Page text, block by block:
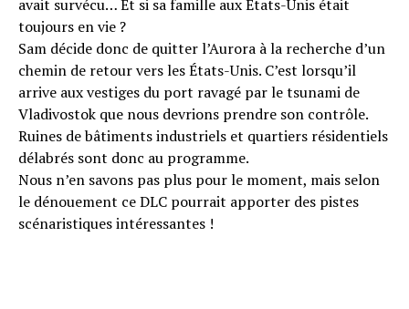
avait survécu… Et si sa famille aux États-Unis était
toujours en vie ?
Sam décide donc de quitter l’Aurora à la recherche d’un
chemin de retour vers les États-Unis. C’est lorsqu’il
arrive aux vestiges du port ravagé par le tsunami de
Vladivostok que nous devrions prendre son contrôle.
Ruines de bâtiments industriels et quartiers résidentiels
délabrés sont donc au programme.
Nous n’en savons pas plus pour le moment, mais selon
le dénouement ce DLC pourrait apporter des pistes
scénaristiques intéressantes !